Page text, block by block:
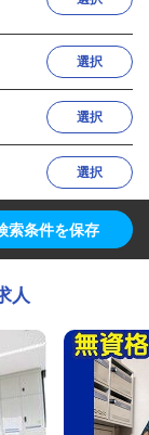
選択
選択
選択
索条件を保存
人